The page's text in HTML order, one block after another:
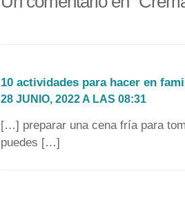
10 actividades para hacer en
28 JUNIO, 2022 A LAS 08:31
[…] preparar una cena fría para
puedes […]